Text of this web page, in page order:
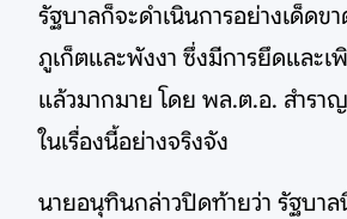
รัฐบาลก็จะดำเนินการอย่างเด็ดข
ภูเก็ตและพังงา ซึ่งมีการยึดและ
แล้วมากมาย โดย พล.ต.อ. สำรา
ในเรื่องนี้อย่างจริงจัง
นายอนุทินกล่าวปิดท้ายว่า รัฐบา